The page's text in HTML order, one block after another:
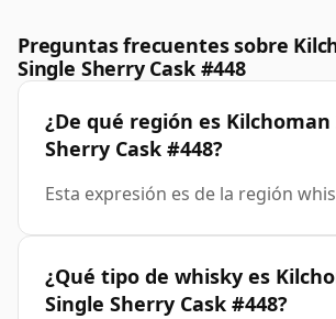
Preguntas frecuentes sobre
Single Sherry Cask #448
¿De qué región es Kilchoman
Sherry Cask #448?
Esta expresión es de la región
¿Qué tipo de whisky es
Single Sherry Cask #448?